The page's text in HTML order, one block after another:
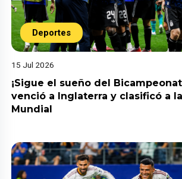
Deportes
15 Jul 2026
¡Sigue el sueño del
venció a Inglaterra y clasificó a
Mundial